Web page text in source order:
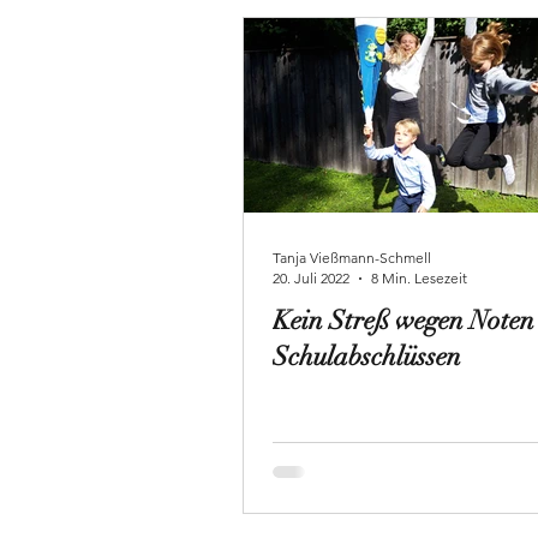
Kein Streß wegen
Schulabschlüssen
Tanja Vießmann-Schmell
20. Juli 2022
8 Min. Lesezeit